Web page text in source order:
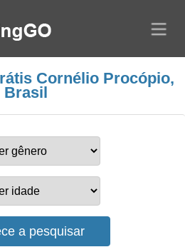
Cornélio Procópio,
Brasil